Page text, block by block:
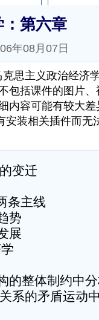
第六章
年08月07日
思主义政治经济
包括课件的图片
内容可能有较大
安装相关插件而无
变迁
条主线
势
展
的整体制约中
系的矛盾运动